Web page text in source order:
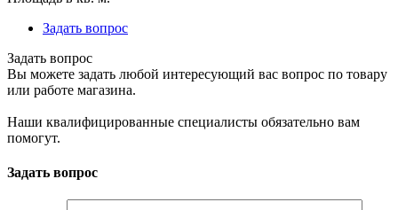
Задать вопрос
Задать вопрос
Вы можете задать любой интересующий вас вопрос по товару
или работе магазина.
Наши квалифицированные специалисты обязательно вам
помогут.
Задать вопрос